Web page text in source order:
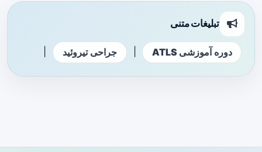
تبلیغات متنی
دوره آموزشی ATLS جراحی تیروئید